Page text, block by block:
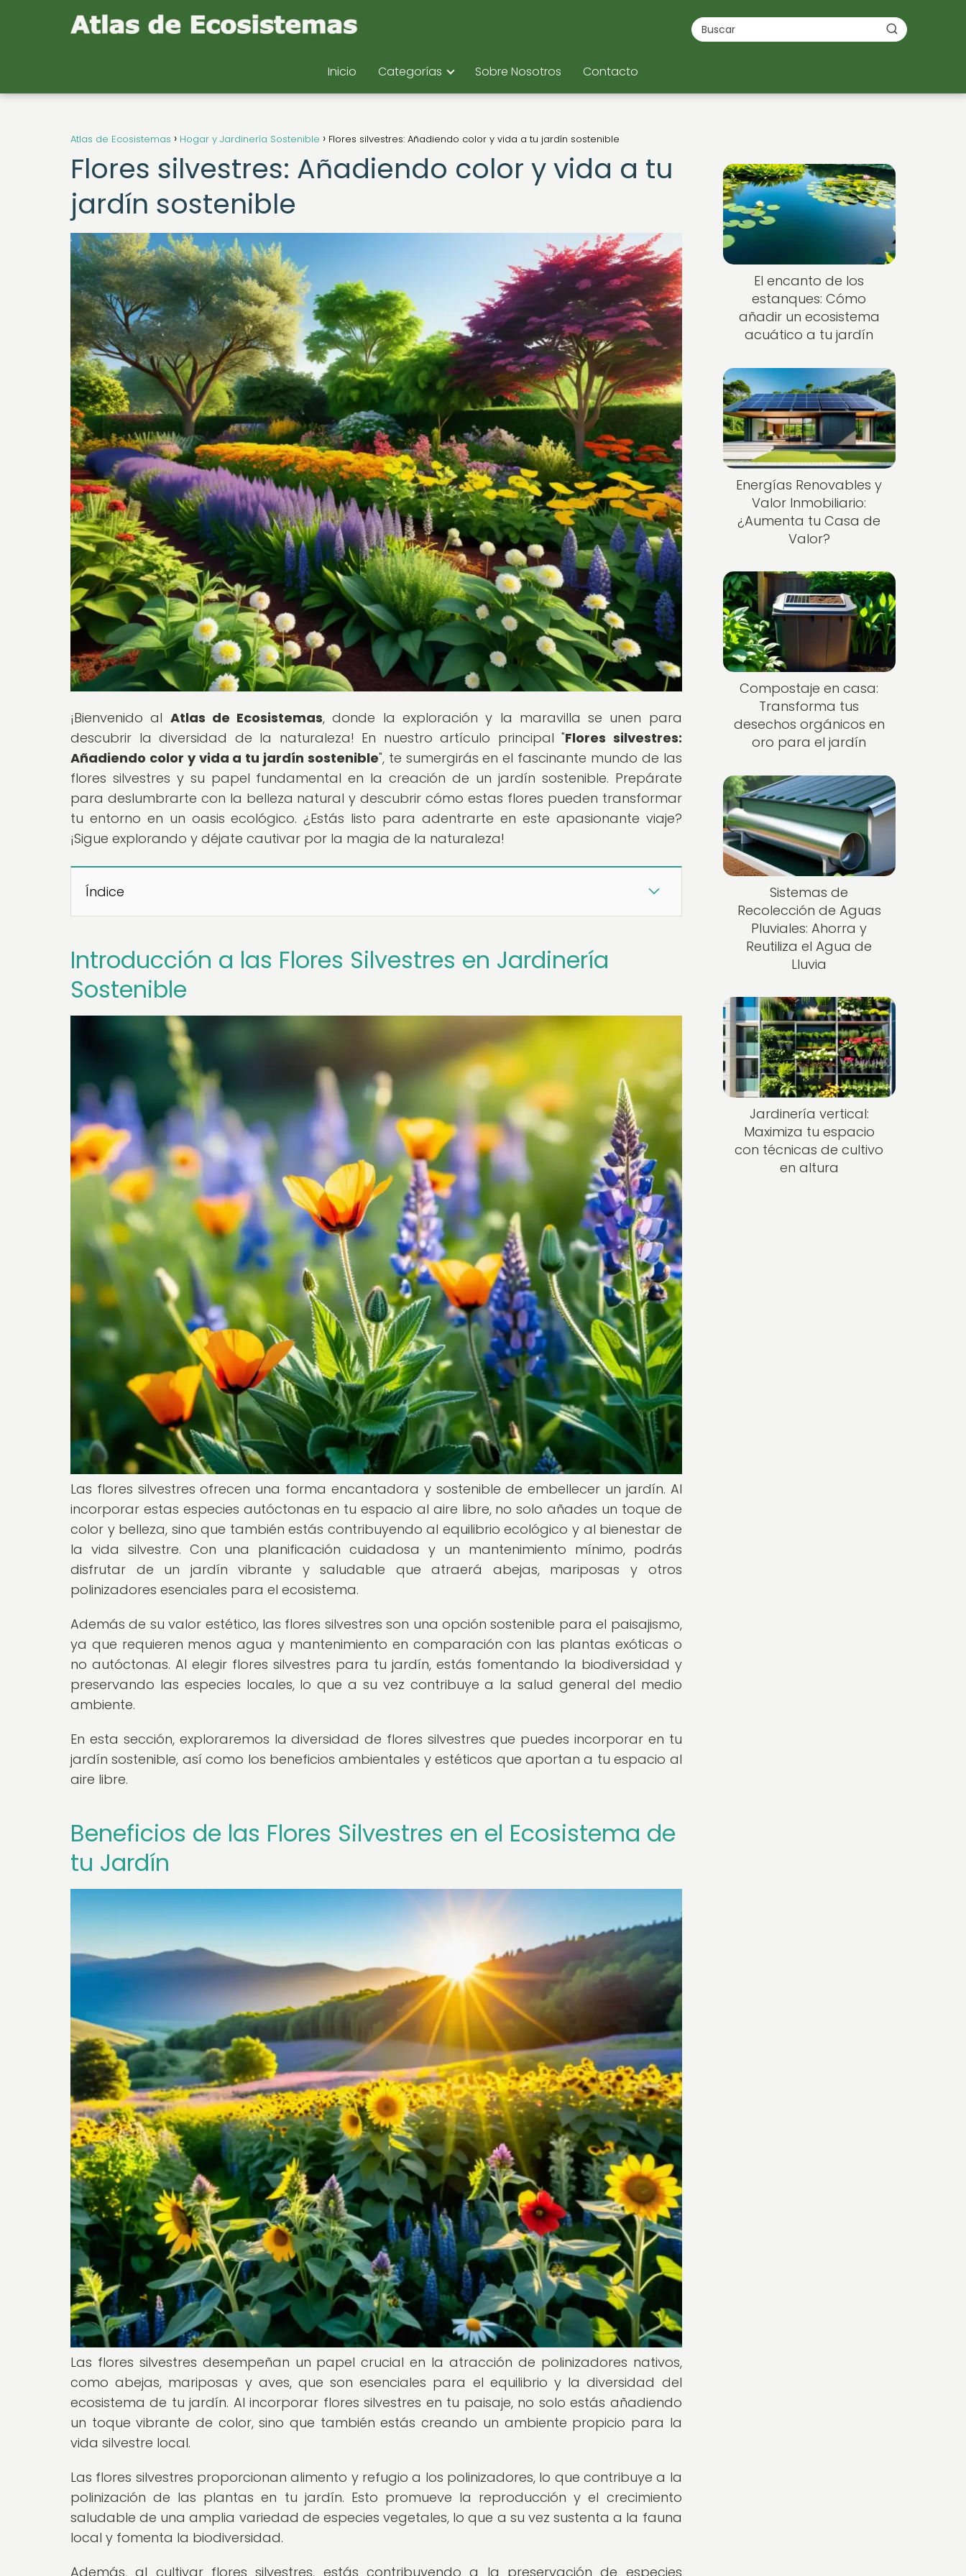
Inicio Categorías Sobre Nosotros Contacto
Atlas de Ecosistemas Hogar y Jardinería Sostenible Flores silvestres: Añadiendo color y vida a tu jardín sostenible
Flores silvestres: Añadiendo color y vida a tu
jardín sostenible
¡Bienvenido al Atlas de Ecosistemas, donde la exploración y la maravilla se unen para
descubrir la diversidad de la naturaleza! En nuestro artículo principal "Flores silvestres:
Añadiendo color y vida a tu jardín sostenible", te sumergirás en el fascinante mundo de las
flores silvestres y su papel fundamental en la creación de un jardín sostenible. Prepárate
para deslumbrarte con la belleza natural y descubrir cómo estas flores pueden transformar
tu entorno en un oasis ecológico. ¿Estás listo para adentrarte en este apasionante viaje?
¡Sigue explorando y déjate cautivar por la magia de la naturaleza!
Índice
Introducción a las Flores Silvestres en Jardinería
Sostenible
Las flores silvestres ofrecen una forma encantadora y sostenible de embellecer un jardín. Al
incorporar estas especies autóctonas en tu espacio al aire libre, no solo añades un toque de
color y belleza, sino que también estás contribuyendo al equilibrio ecológico y al bienestar de
la vida silvestre. Con una planificación cuidadosa y un mantenimiento mínimo, podrás
disfrutar de un jardín vibrante y saludable que atraerá abejas, mariposas y otros
polinizadores esenciales para el ecosistema.
Además de su valor estético, las flores silvestres son una opción sostenible para el paisajismo,
ya que requieren menos agua y mantenimiento en comparación con las plantas exóticas o
no autóctonas. Al elegir flores silvestres para tu jardín, estás fomentando la biodiversidad y
preservando las especies locales, lo que a su vez contribuye a la salud general del medio
ambiente.
En esta sección, exploraremos la diversidad de flores silvestres que puedes incorporar en tu
jardín sostenible, así como los beneficios ambientales y estéticos que aportan a tu espacio al
aire libre.
Beneficios de las Flores Silvestres en el Ecosistema de
tu Jardín
Las flores silvestres desempeñan un papel crucial en la atracción de polinizadores nativos,
como abejas, mariposas y aves, que son esenciales para el equilibrio y la diversidad del
ecosistema de tu jardín. Al incorporar flores silvestres en tu paisaje, no solo estás añadiendo
un toque vibrante de color, sino que también estás creando un ambiente propicio para la
vida silvestre local.
Las flores silvestres proporcionan alimento y refugio a los polinizadores, lo que contribuye a la
polinización de las plantas en tu jardín. Esto promueve la reproducción y el crecimiento
saludable de una amplia variedad de especies vegetales, lo que a su vez sustenta a la fauna
local y fomenta la biodiversidad.
Además, al cultivar flores silvestres, estás contribuyendo a la preservación de especies
El encanto de los
estanques: Cómo
añadir un ecosistema
acuático a tu jardín
Energías Renovables y
Valor Inmobiliario:
¿Aumenta tu Casa de
Valor?
Compostaje en casa:
Transforma tus
desechos orgánicos en
oro para el jardín
Sistemas de
Recolección de Aguas
Pluviales: Ahorra y
Reutiliza el Agua de
Lluvia
Jardinería vertical:
Maximiza tu espacio
con técnicas de cultivo
en altura